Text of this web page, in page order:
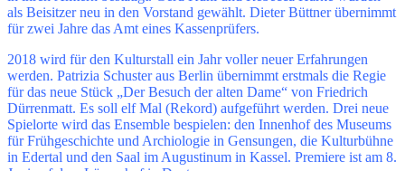
als Beisitzer neu in den Vorstand gewählt. Dieter Büttner übernimmt
für zwei Jahre das Amt eines Kassenprüfers.
2018 wird für den Kulturstall ein Jahr voller neuer Erfahrungen
werden. Patrizia Schuster aus Berlin übernimmt erstmals die Regie
für das neue Stück „Der Besuch der alten Dame“ von Friedrich
Dürrenmatt. Es soll elf Mal (Rekord) aufgeführt werden. Drei neue
Spielorte wird das Ensemble bespielen: den Innenhof des Museums
für Frühgeschichte und Archiologie in Gensungen, die Kulturbühne
in Edertal und den Saal im Augustinum in Kassel. Premiere ist am 8.